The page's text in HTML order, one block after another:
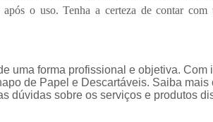
o uso. Tenha a certeza de contar com
uma forma profissional e objetiva.
de Papel e Descartáveis. Saiba
dúvidas sobre os serviços e produtos